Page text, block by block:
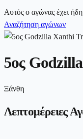
Αυτός ο αγώνας έχει
Αναζήτηση αγώνων
5ος
Ξάνθη
Λεπτομέρειες